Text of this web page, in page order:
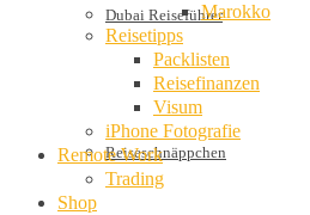
Dubai Reiseführer
Reiseschnäppchen
Marokko
Reisetipps
Packlisten
Reisefinanzen
Visum
iPhone Fotografie
Remote Work
Trading
Shop